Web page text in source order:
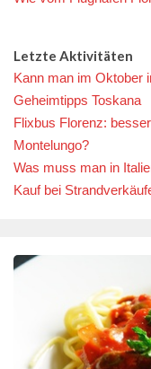
Letzte Aktivitäten
Kann man im Oktober
Geheimtipps Toskana
Flixbus Florenz:
Montelungo?
Was muss man in
Kauf bei